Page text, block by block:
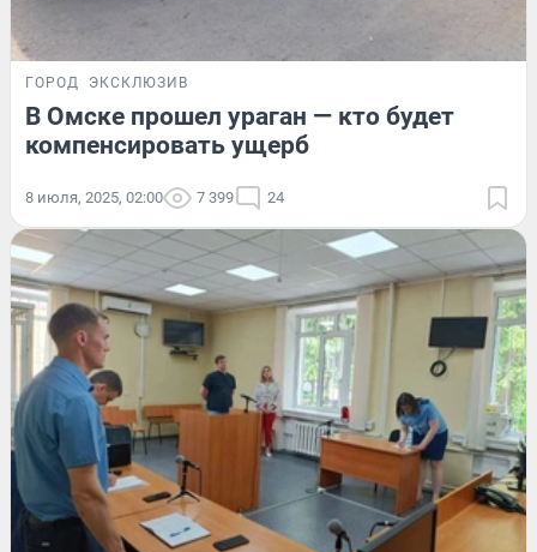
ГОРОД ЭКСКЛЮЗИВ
В Омске прошел ураган — кто будет
компенсировать ущерб
8 июля, 2025, 02:00 7 399 24